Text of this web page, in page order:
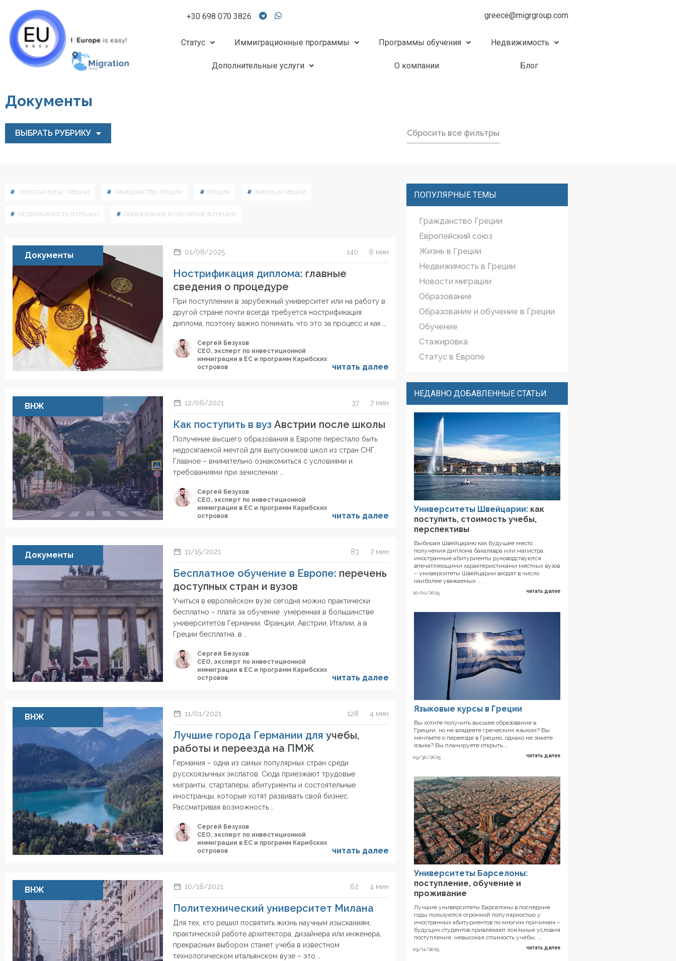
+30 698 070 3826 greece@migrgroup.com
Статус Иммиграционные программы Программы обучения Недвижимость
Дополнительные услуги О компании Блог
Документы
ВЫБРАТЬ РУБРИКУ Сбросить все фильтры
“ЗОЛОТАЯ ВИЗА” ГРЕЦИИ ГРАЖДАНСТВО ГРЕЦИИ ГРЕЦИЯ ЖИЗНЬ В ГРЕЦИИ
НЕДВИЖИМОСТЬ В ГРЕЦИИ ОБРАЗОВАНИЕ И ОБУЧЕНИЕ В ГРЕЦИИ
Документы 01/08/2025 140 6 мин
Нострификация диплома: главные
сведения о процедуре
При поступлении в зарубежный университет или на работу в
другой стране почти всегда требуется нострификация
диплома, поэтому важно понимать, что это за процесс и как …
Сергей Безухов
СЕО, эксперт по инвестиционной
иммиграции в ЕС и программ Карибских
островов
читать далее
ВНЖ 12/06/2021 37 7 мин
Как поступить в вуз Австрии после школы
Получение высшего образования в Европе перестало быть
недосягаемой мечтой для выпускников школ из стран СНГ.
Главное – внимательно ознакомиться с условиями и
требованиями при зачислении …
Сергей Безухов
СЕО, эксперт по инвестиционной
иммиграции в ЕС и программ Карибских
островов
читать далее
Документы 11/15/2021 83 7 мин
Бесплатное обучение в Европе: перечень
доступных стран и вузов
Учиться в европейском вузе сегодня можно практически
бесплатно – плата за обучение умеренная в большинстве
университетов Германии, Франции, Австрии, Италии, а в
Греции бесплатна, в …
Сергей Безухов
СЕО, эксперт по инвестиционной
иммиграции в ЕС и программ Карибских
островов
читать далее
ВНЖ 11/01/2021 128 4 мин
Лучшие города Германии для учебы,
работы и переезда на ПМЖ
Германия – одна из самых популярных стран среди
русскоязычных экспатов. Сюда приезжают трудовые
мигранты, стартаперы, абитуриенты и состоятельные
иностранцы, которые хотят развивать свой бизнес.
Рассматривая возможность …
Сергей Безухов
СЕО, эксперт по инвестиционной
иммиграции в ЕС и программ Карибских
островов
читать далее
ВНЖ 10/18/2021 62 4 мин
Политехнический университет Милана
Для тех, кто решил посвятить жизнь научным изысканиям,
практической работе архитектора, дизайнера или инженера,
прекрасным выбором станет учеба в известном
технологическом итальянском вузе – это …
ПОПУЛЯРНЫЕ ТЕМЫ
Гражданство Греции
Европейский cоюз
Жизнь в Греции
Недвижимость в Греции
Новости миграции
Образование
Образование и обучение в Греции
Обучение
Стажировка
Статус в Европе
НЕДАВНО ДОБАВЛЕННЫЕ СТАТЬИ
Университеты Швейцарии: как
поступить, стоимость учебы,
перспективы
10/01/2025
Выбирая Швейцарию как будущее место
получения диплома бакалавра или магистра,
иностранные абитуриенты руководствуются
впечатляющими характеристиками местных вузов
– университеты Швейцарии входят в число
наиболее уважаемых …
читать далее
Языковые курсы в Греции
09/30/2025
Вы хотите получить высшее образование в
Греции, но не владеете греческим языком? Вы
мечтаете о переезде в Грецию, однако не знаете
языка? Вы планируете открыть …
читать далее
Университеты Барселоны:
поступление, обучение и
проживание
09/11/2025
Лучшие университеты Барселоны в последние
годы пользуются огромной популярностью у
иностранных абитуриентов по многим причинам –
будущих студентов привлекают лояльные условия
поступления, невысокая стоимость учебы, …
читать далее